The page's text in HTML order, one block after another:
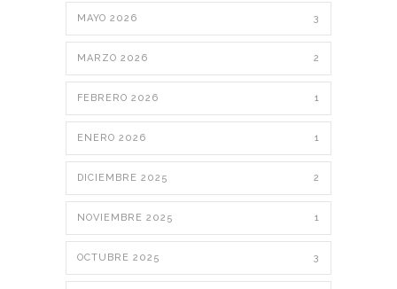
MAYO 2026 3
MARZO 2026 2
FEBRERO 2026 1
ENERO 2026 1
DICIEMBRE 2025 2
NOVIEMBRE 2025 1
OCTUBRE 2025 3